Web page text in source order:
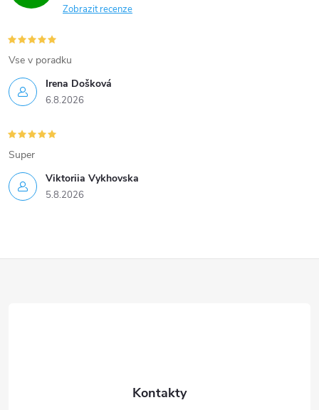
Zobrazit recenze
Irena Došková
6.8.2026
Vse v poradku
Viktoriia Vykhovska
5.8.2026
Super